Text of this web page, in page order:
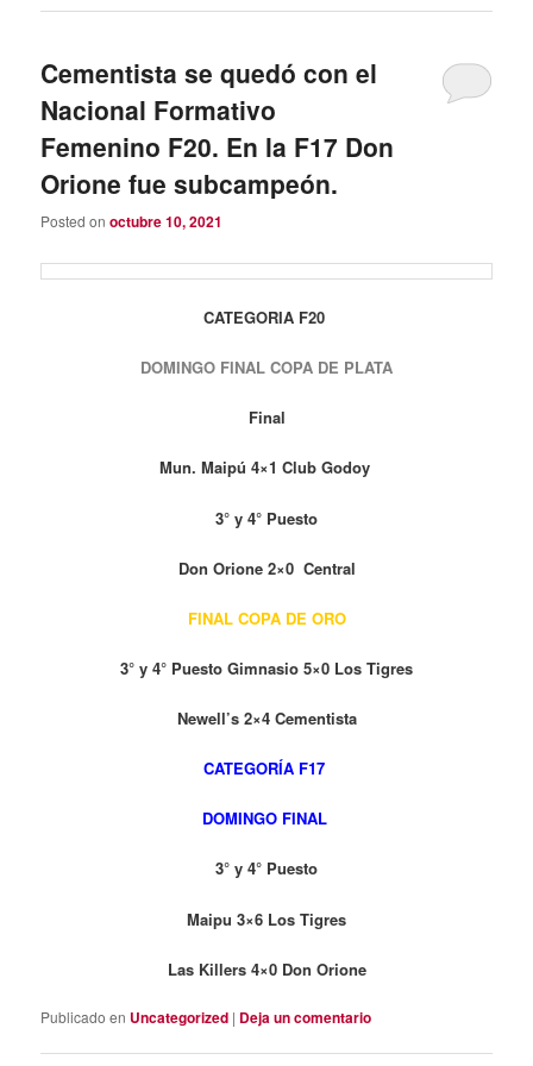
Cementista se quedó con el
Nacional Formativo
Femenino F20. En la F17 Don
Orione fue subcampeón.
Posted onoctubre 10, 2021
CATEGORIA F20
DOMINGO FINAL COPA DE PLATA
Final
Mun. Maipú 4×1 Club Godoy
3° y 4° Puesto
Don Orione 2×0 Central
FINAL COPA DE ORO
3° y 4° Puesto Gimnasio 5×0 Los Tigres
Newell’s 2×4 Cementista
CATEGORÍA F17
DOMINGO FINAL
3° y 4° Puesto
Maipu 3×6 Los Tigres
Las Killers 4×0 Don Orione
Publicado en Uncategorized | Deja un comentario